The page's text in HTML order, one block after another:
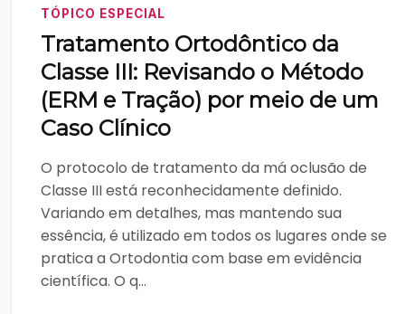
TÓPICO ESPECIAL
Tratamento Ortodôntico da
Classe III: Revisando o Método
(ERM e Tração) por meio de um
Caso Clínico
O protocolo de tratamento da má oclusão de
Classe III está reconhecidamente definido.
Variando em detalhes, mas mantendo sua
essência, é utilizado em todos os lugares onde se
pratica a Ortodontia com base em evidência
científica. O q...